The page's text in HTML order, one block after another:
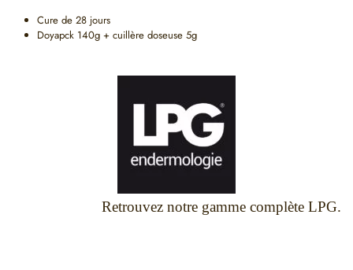
Cure de 28 jours
Doyapck 140g + cuillère doseuse 5g
Retrouvez notre gamme complète LPG.